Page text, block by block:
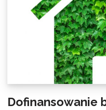
Dofinansowanie